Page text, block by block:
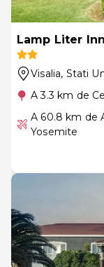
Lamp Liter Inn
Visalia, Stati
A 3.3 km de
A 60.8 km de
Yosemite